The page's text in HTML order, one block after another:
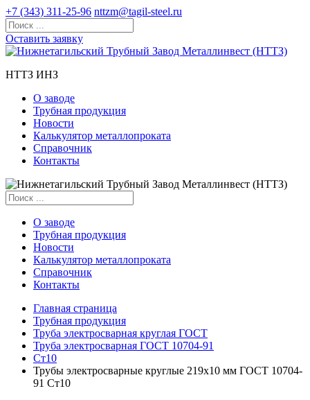
+7 (343) 311-25-96 nttzm@tagil-steel.ru
Оставить заявку
НТТЗ ИНЗ
О заводе
Трубная продукция
Новости
Калькулятор металлопроката
Справочник
Контакты
О заводе
Трубная продукция
Новости
Калькулятор металлопроката
Справочник
Контакты
Главная страница
Трубная продукция
Труба электросварная круглая ГОСТ
Труба электросварная ГОСТ 10704-91
Ст10
Трубы электросварные круглые 219x10 мм ГОСТ 10704-
91 Ст10